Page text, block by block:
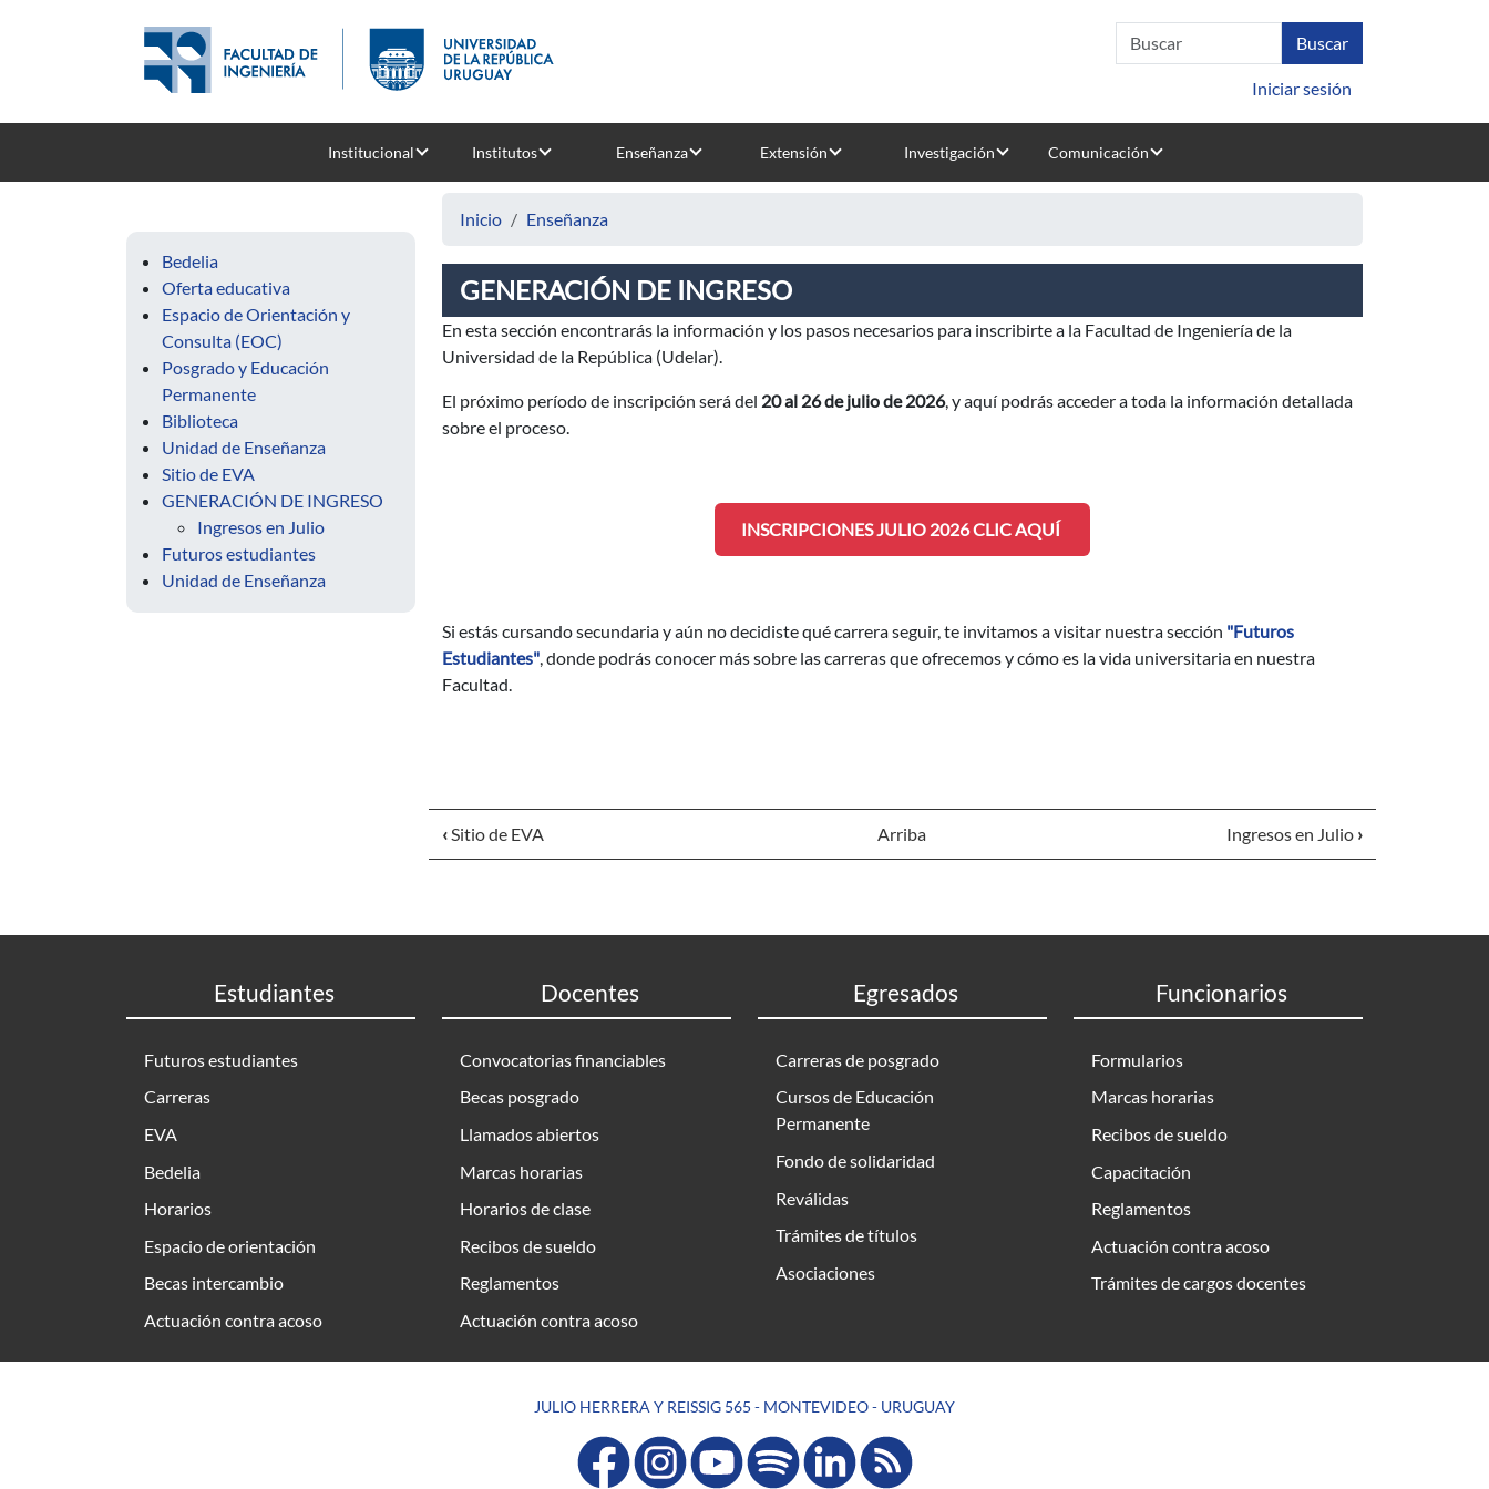
Iniciar sesión
Institucional Institutos Enseñanza Extensión Investigación Comunicación
Bedelia
Oferta educativa
Espacio de Orientación y
Consulta (EOC)
Posgrado y Educación
Permanente
Biblioteca
Unidad de Enseñanza
Sitio de EVA
GENERACIÓN DE INGRESO
Ingresos en Julio
Futuros estudiantes
Unidad de Enseñanza
Inicio Enseñanza
GENERACIÓN DE INGRESO
En esta sección encontrarás la información y los pasos necesarios para inscribirte a la Facultad de Ingeniería de la
Universidad de la República (Udelar).
El próximo período de inscripción será del 20 al 26 de juliode 2026, y aquí podrás acceder a toda la información detallada
sobre el proceso.
INSCRIPCIONES JULIO 2026 CLIC AQUÍ
Si estás cursando secundaria y aún no decidiste qué carrera seguir, te invitamos a visitar nuestra sección "Futuros
Estudiantes", donde podrás conocer más sobre las carreras que ofrecemos y cómo es la vida universitaria en nuestra
Facultad.
‹Sitio de EVA Arriba Ingresos en Julio ›
Estudiantes
Futuros estudiantes
Carreras
EVA
Bedelia
Horarios
Espacio de orientación
Becas intercambio
Actuación contra acoso
Docentes
Convocatorias financiables
Becas posgrado
Llamados abiertos
Marcas horarias
Horarios de clase
Recibos de sueldo
Reglamentos
Actuación contra acoso
Egresados
Carreras de posgrado
Cursos de Educación
Permanente
Fondo de solidaridad
Reválidas
Trámites de títulos
Asociaciones
Funcionarios
Formularios
Marcas horarias
Recibos de sueldo
Capacitación
Reglamentos
Actuación contra acoso
Trámites de cargos docentes
JULIO HERRERA Y REISSIG 565 - MONTEVIDEO - URUGUAY